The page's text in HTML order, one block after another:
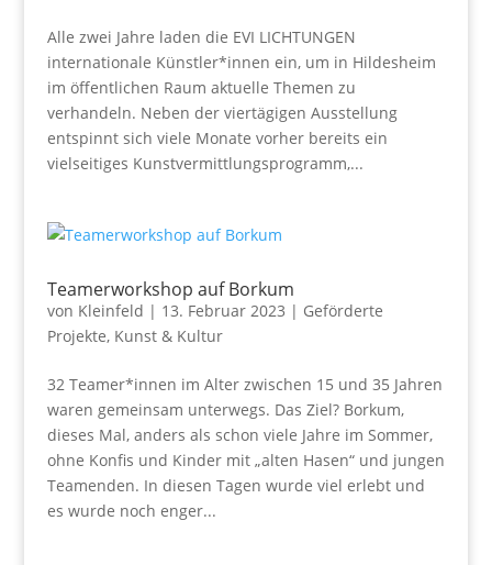
Alle zwei Jahre laden die EVI LICHTUNGEN
internationale Künstler*innen ein, um in Hildesheim
im öffentlichen Raum aktuelle Themen zu
verhandeln. Neben der viertägigen Ausstellung
entspinnt sich viele Monate vorher bereits ein
vielseitiges Kunstvermittlungsprogramm,...
Teamerworkshop auf Borkum
von Kleinfeld | 13. Februar 2023 | Geförderte
Projekte, Kunst & Kultur
32 Teamer*innen im Alter zwischen 15 und 35 Jahren
waren gemeinsam unterwegs. Das Ziel? Borkum,
dieses Mal, anders als schon viele Jahre im Sommer,
ohne Konfis und Kinder mit „alten Hasen“ und jungen
Teamenden. In diesen Tagen wurde viel erlebt und
es wurde noch enger...